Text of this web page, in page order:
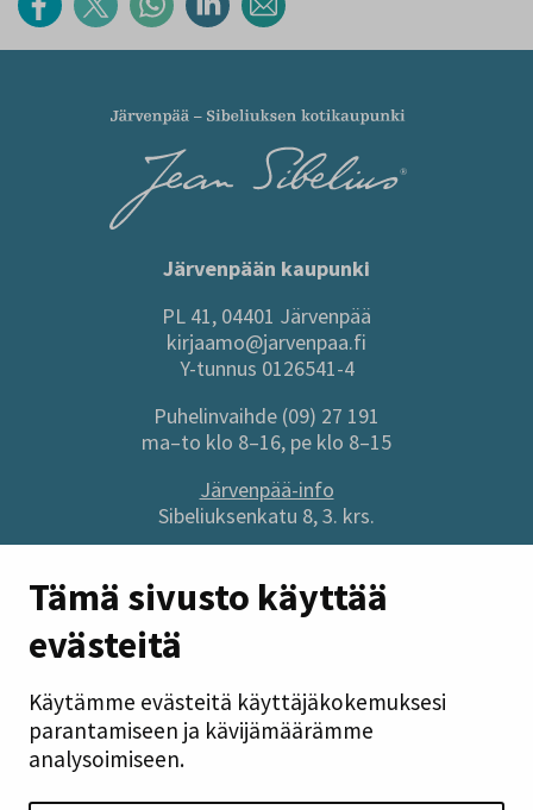
Tämä sivusto käyttää
evästeitä
Käytämme evästeitä käyttäjäkokemuksesi
parantamiseen ja kävijämäärämme
analysoimiseen.
Järvenpään kaupunki
PL 41, 04401 Järvenpää
kirjaamo@jarvenpaa.fi
Y-tunnus 0126541-4
Puhelinvaihde (09) 27 191
ma–to klo 8–16, pe klo 8–15
Järvenpää-info
Sibeliuksenkatu 8, 3. krs.
Sivuston pikalinkit
Anna palautetta
Tilaa uutiskirje
Tietosuoja